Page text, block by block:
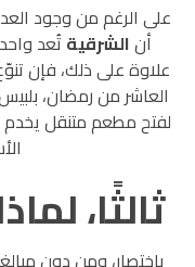
على الرغم من وجود
أنالشرقية تُعد
علاوة على ذلك، فإن
العاشر من رمضان،
لفتح مطعم متنقل يخدم
ثالثًا،
باختصار، ومن دون